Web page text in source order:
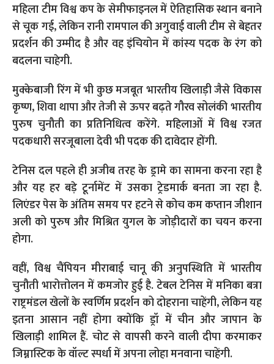
महिला टीम विश्व कप के सेमीफाइनल में ऐतिहासिक स्थान बनाने
से चूक गई, लेकिन रानी रामपाल की अगुवाई वाली टीम से बेहतर
प्रदर्शन की उम्मीद है और वह इंचियोन में कांस्य पदक के रंग को
बदलना चाहेगी.
मुक्केबाजी रिंग में भी कुछ मजबूत भारतीय खिलाड़ी जैसे विकास
कृष्ण, शिवा थापा और तेजी से ऊपर बढ़ते गौरव सोलंकी भारतीय
पुरुष चुनौती का प्रतिनिधित्व करेंगे. महिलाओं में विश्व रजत
पदकधारी सरजूबाला देवी भी पदक की दावेदार होंगी.
टेनिस दल पहले ही अजीब तरह के ड्रामे का सामना करना रहा है
और यह हर बड़े टूर्नामेंट में उसका ट्रेडमार्क बनता जा रहा है.
लिएंडर पेस के अंतिम समय पर हटने से कोच कम कप्तान जीशान
अली को पुरुष और मिश्रित युगल के जोड़ीदारों का चयन करना
होगा.
वहीं, विश्व चैंपियन मीराबाई चानू की अनुपस्थिति में भारतीय
चुनौती भारोत्तोलन में कमजोर हुई है. टेबल टेनिस में मनिका बत्रा
राष्ट्रमंडल खेलों के स्वर्णिम प्रदर्शन को दोहराना चाहेंगी, लेकिन यह
इतना आसान नहीं होगा क्योंकि ड्रॉ में चीन और जापान के
खिलाड़ी शामिल हैं. चोट से वापसी करने वाली दीपा करमाकर
जिम्नास्टिक के वॉल्ट स्पर्धा में अपना लोहा मनवाना चाहेंगी.